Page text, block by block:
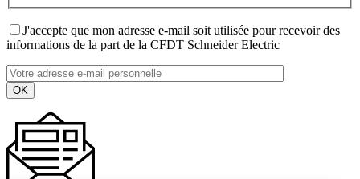
J'accepte que mon adresse e-mail soit utilisée pour recevoir des
informations de la part de la CFDT Schneider Electric